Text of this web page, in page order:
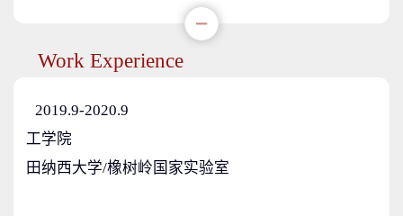
Work Experience
2019.9-2020.9
工学院
田纳西大学/橡树岭国家实验室